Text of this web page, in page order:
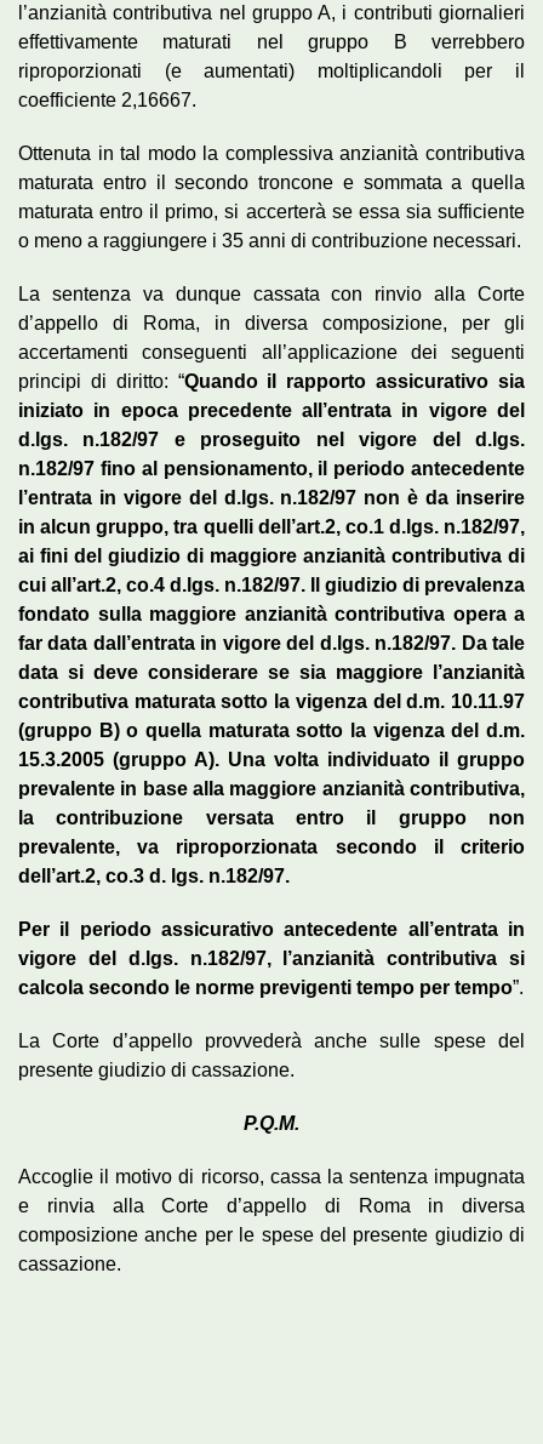
l’anzianità contributiva nel gruppo A, i contributi giornalieri
effettivamente maturati nel gruppo B verrebbero
riproporzionati (e aumentati) moltiplicandoli per il
coefficiente 2,16667.
Ottenuta in tal modo la complessiva anzianità contributiva
maturata entro il secondo troncone e sommata a quella
maturata entro il primo, si accerterà se essa sia sufficiente
o meno a raggiungere i 35 anni di contribuzione necessari.
La sentenza va dunque cassata con rinvio alla Corte
d’appello di Roma, in diversa composizione, per gli
accertamenti conseguenti all’applicazione dei seguenti
principi di diritto: “Quando il rapporto assicurativo sia
iniziato in epoca precedente all’entrata in vigore del
d.lgs. n.182/97 e proseguito nel vigore del d.lgs.
n.182/97 fino al pensionamento, il periodo antecedente
l’entrata in vigore del d.lgs. n.182/97 non è da inserire
in alcun gruppo, tra quelli dell’art.2, co.1 d.lgs. n.182/97,
ai fini del giudizio di maggiore anzianità contributiva di
cui all’art.2, co.4 d.lgs. n.182/97. Il giudizio di prevalenza
fondato sulla maggiore anzianità contributiva opera a
far data dall’entrata in vigore del d.lgs. n.182/97. Da tale
data si deve considerare se sia maggiore l’anzianità
contributiva maturata sotto la vigenza del d.m. 10.11.97
(gruppo B) o quella maturata sotto la vigenza del d.m.
15.3.2005 (gruppo A). Una volta individuato il gruppo
prevalente in base alla maggiore anzianità contributiva,
la contribuzione versata entro il gruppo non
prevalente, va riproporzionata secondo il criterio
dell’art.2, co.3 d. lgs. n.182/97.
Per il periodo assicurativo antecedente all’entrata in
vigore del d.lgs. n.182/97, l’anzianità contributiva si
calcola secondo le norme previgenti tempo per tempo”.
La Corte d’appello provvederà anche sulle spese del
presente giudizio di cassazione.
P.Q.M.
Accoglie il motivo di ricorso, cassa la sentenza impugnata
e rinvia alla Corte d’appello di Roma in diversa
composizione anche per le spese del presente giudizio di
cassazione.